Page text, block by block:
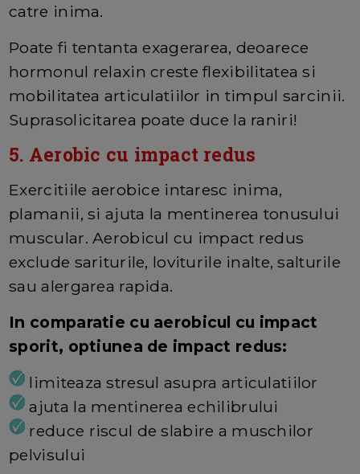
catre inima.
Poate fi tentanta exagerarea, deoarece
hormonul relaxin creste flexibilitatea si
mobilitatea articulatiilor in timpul sarcinii.
Suprasolicitarea poate duce la raniri!
5. Aerobic cu impact redus
Exercitiile aerobice intaresc inima,
plamanii, si ajuta la mentinerea tonusului
muscular. Aerobicul cu impact redus
exclude sariturile, loviturile inalte, salturile
sau alergarea rapida.
In comparatie cu aerobicul cu impact
sporit, optiunea de impact redus:
limiteaza stresul asupra articulatiilor
ajuta la mentinerea echilibrului
reduce riscul de slabire a muschilor
pelvisului